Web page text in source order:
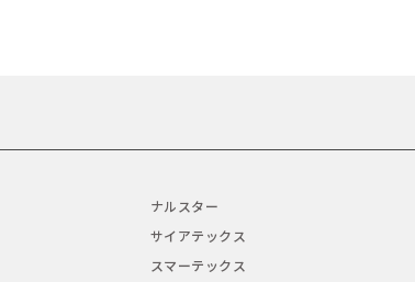
ナルスター
サイアテックス
スマーテックス